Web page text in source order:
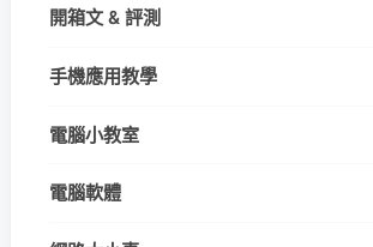
開箱文 & 評測
手機應用教學
電腦小教室
電腦軟體